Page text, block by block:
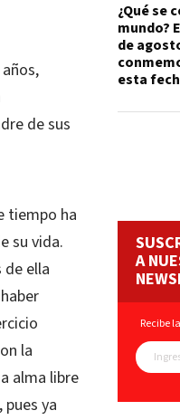
de sus
tiempo ha
su vida.
de ella
la
alma libre
ya
¿Qué se
mundo?
de
esta
A
Recibe